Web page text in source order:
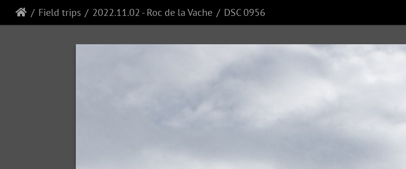
Field trips 2022.11.02 - Roc de la Vache DSC 0956